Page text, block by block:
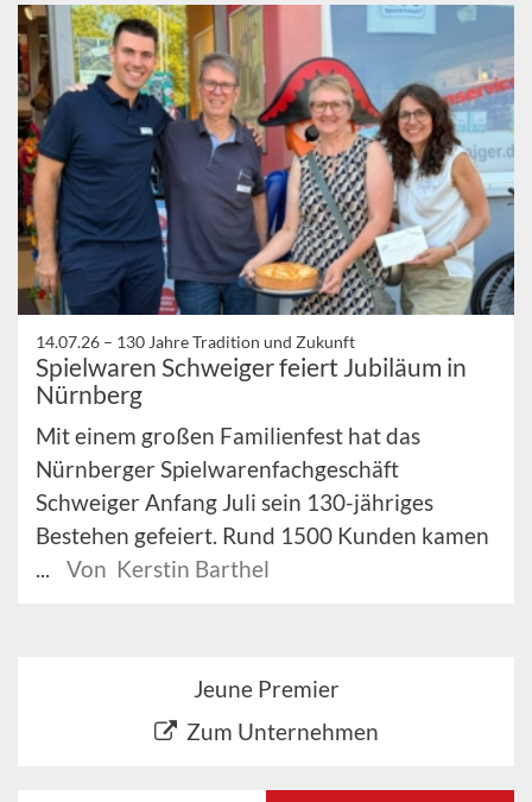
14.07.26 – 130 Jahre Tradition und Zukunft
Spielwaren Schweiger feiert Jubiläum in
Nürnberg
Mit einem großen Familienfest hat das
Nürnberger Spielwarenfachgeschäft
Schweiger Anfang Juli sein 130-jähriges
Bestehen gefeiert. Rund 1500 Kunden kamen
...
Von Kerstin Barthel
Jeune Premier
Zum Unternehmen